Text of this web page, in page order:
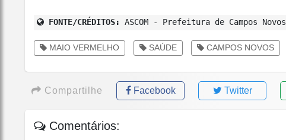
FONTE/CRÉDITOS: ASCOM - Prefeitura de Campos Novos
MAIO VERMELHO SAÚDE CAMPOS NOVOS
Compartilhe Facebook Twitter
Comentários: